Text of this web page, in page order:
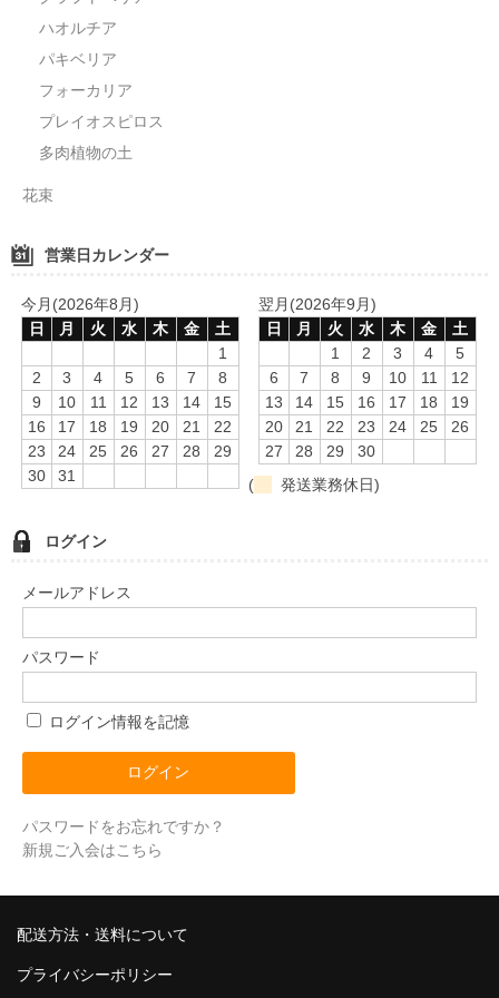
ハオルチア
パキベリア
フォーカリア
プレイオスピロス
多肉植物の土
花束
営業日カレンダー
今月(2026年8月)
日
月 火 水 木 金
土
1
2
3 4 5 6 7
8
9
10 11 12 13 14
15
16
17 18 19 20 21
22
23
24 25 26 27 28
29
30
31
翌月(2026年9月)
日
月 火 水 木 金
土
1
2 3 4
5
6
7 8 9 10 11
12
13
14 15 16 17 18
19
20
21 22 23 24 25
26
27
28 29
30
(
発送業務休日)
ログイン
メールアドレス
パスワード
ログイン情報を記憶
パスワードをお忘れですか？
新規ご入会はこちら
配送方法・送料について
プライバシーポリシー